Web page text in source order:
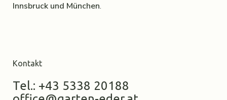
Innsbruck und München.
Kontakt
Tel.: +43 5338 20188